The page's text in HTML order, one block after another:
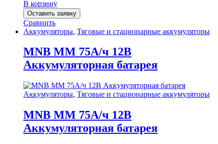
В корзину
Оставить заявку
Сравнить
Аккумуляторы, Тяговые и стационарные аккумуляторы
MNB MM 75А/ч 12В
Аккумуляторная батарея
Аккумуляторы, Тяговые и стационарные аккумуляторы
MNB MM 75А/ч 12В
Аккумуляторная батарея